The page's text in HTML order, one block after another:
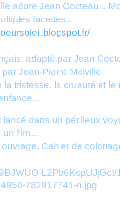
adore Jean Cocteau...
facettes...
adapté par Jean
Jean-Pierre Melville.
tristesse, la cruauté et le
dans un périlleux
un film...
Cahier de